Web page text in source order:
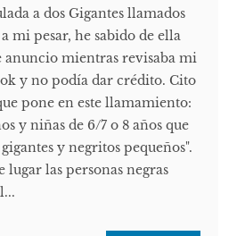
a dos Gigantes llamados
mi pesar, he sabido de ella
anuncio mientras revisaba mi
y no podía dar crédito. Cito
pone en este llamamiento:
y niñas de 6/7 o 8 años que
y negritos pequeños".
lugar las personas negras